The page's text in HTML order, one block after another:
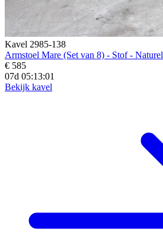
Kavel 2985-138
Armstoel Mare (Set van 8) - Stof - Naturel
€ 585
07d 05:12:59
Bekijk kavel